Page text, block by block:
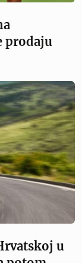
prodaju
u